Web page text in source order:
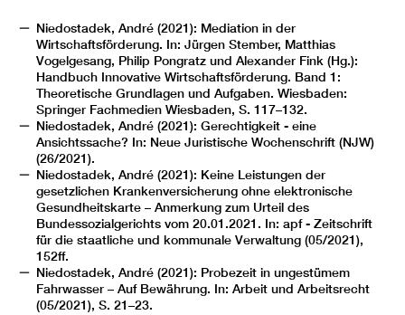
Niedostadek, André (2021): Mediation in der
Wirtschaftsförderung. In: Jürgen Stember, Matthias
Vogelgesang, Philip Pongratz und Alexander Fink (Hg.):
Handbuch Innovative Wirtschaftsförderung. Band 1:
Theoretische Grundlagen und Aufgaben. Wiesbaden:
Springer Fachmedien Wiesbaden, S. 117–132.
Niedostadek, André (2021): Gerechtigkeit - eine
Ansichtssache? In: Neue Juristische Wochenschrift (NJW)
(26/2021).
Niedostadek, André (2021): Keine Leistungen der
gesetzlichen Krankenversicherung ohne elektronische
Gesundheitskarte – Anmerkung zum Urteil des
Bundessozialgerichts vom 20.01.2021. In: apf - Zeitschrift
für die staatliche und kommunale Verwaltung (05/2021),
152ff.
Niedostadek, André (2021): Probezeit in ungestümem
Fahrwasser – Auf Bewährung. In: Arbeit und Arbeitsrecht
(05/2021), S. 21–23.